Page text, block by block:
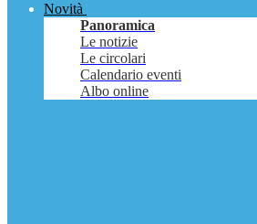
Novità
Panoramica
Le notizie
Le circolari
Calendario eventi
Albo online